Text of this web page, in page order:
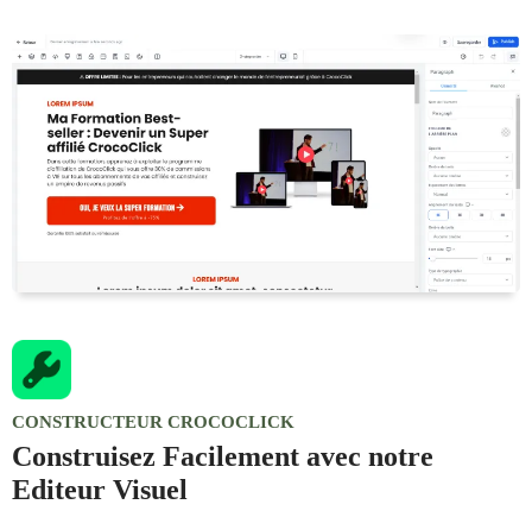
CONSTRUCTEUR CROCOCLICK
Construisez Facilement avec notre
Editeur Visuel